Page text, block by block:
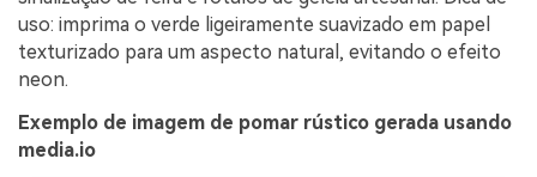
uso: imprima o verde ligeiramente suavizado em papel
texturizado para um aspecto natural, evitando o efeito
neon.
Exemplo de imagem de pomar rústico gerada usando
media.io